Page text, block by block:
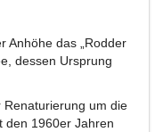
Anhöhe das „Rodder
dessen Ursprung
Renaturierung um die
den 1960er Jahren